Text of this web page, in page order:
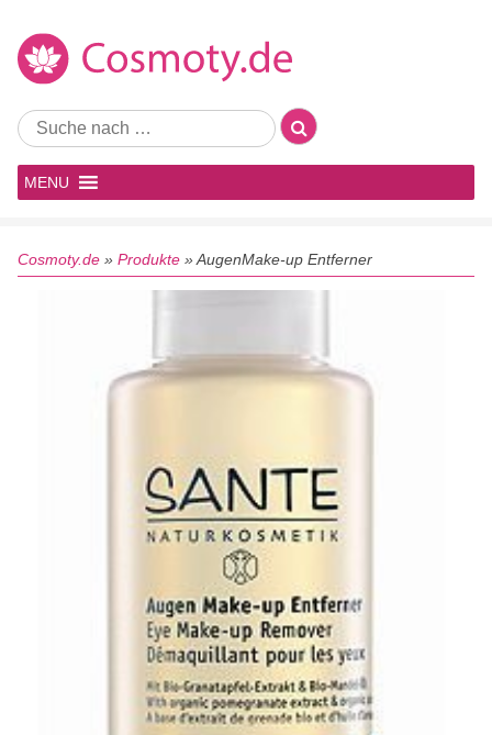
MENU
Cosmoty.de » Produkte »AugenMake-up Entferner